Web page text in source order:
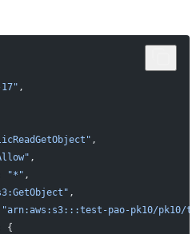
,
,
,
"*" ,
,
"arn:aws:s3:::test-pao-pk10/pk10/
{